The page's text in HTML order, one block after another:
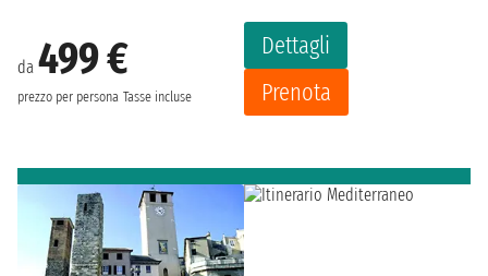
da 499 €
prezzo per persona Tasse incluse
Dettagli
Prenota